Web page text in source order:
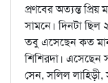
প্রণবের অত্যন্ত
সামনে। দিনটা ছিল
তবু এসেছেন কত
শিশিরদা। এসেছেন
সেন, সলিল লাহিড়ী,